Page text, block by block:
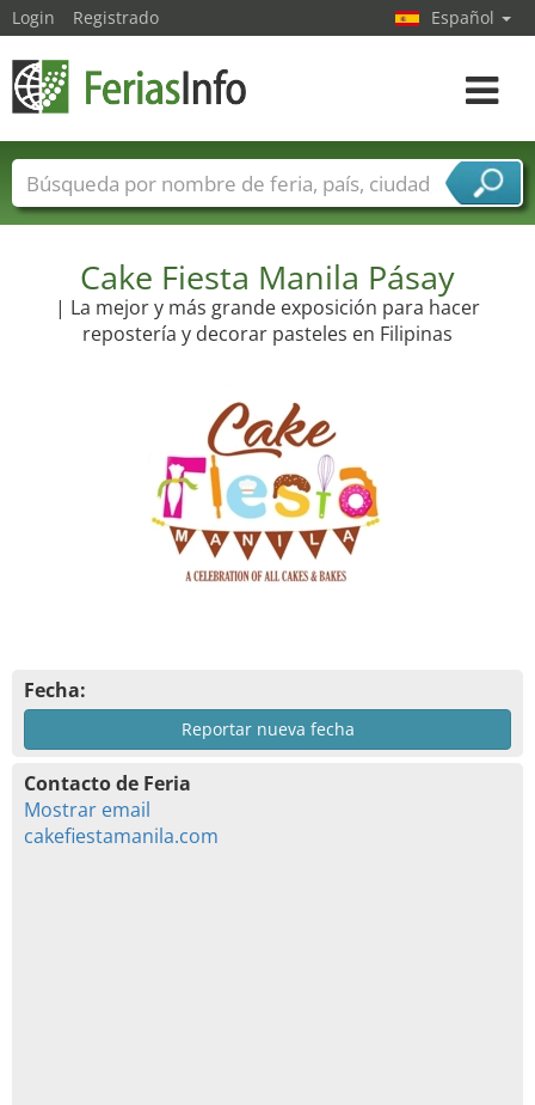
Cake Fiesta Manila Pásay
| La mejor y más grande exposición para hacer
repostería y decorar pasteles en Filipinas
Fecha:
Reportar nueva fecha
Contacto de Feria
Mostrar email
cakefiestamanila.com
Login Registrado Español
toggle
Nombres de ferias Países
Ciudades
Sectores de proveedor de servicios